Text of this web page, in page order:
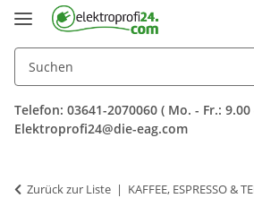
Telefon: 03641-2070060 ( Mo. - Fr.:
Elektroprofi24@die-eag.com
Zurück zur Liste KAFFEE, ESPRESSO &